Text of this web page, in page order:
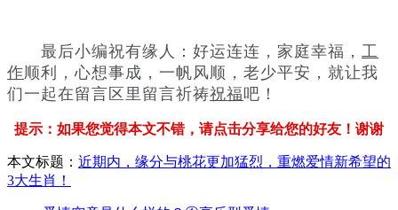
最后小编祝有缘人：好运连连，家庭幸福， 工
作顺利，心想事成，一帆风顺，老少平安，就让我
们一起在留言区里留言祈祷祝福吧！
提示：如果您觉得本文不错，请点击分享给您的好友！谢谢
本文标题： 近期内，缘分与桃花更加猛烈，重燃爱情新希望的
3大生肖！